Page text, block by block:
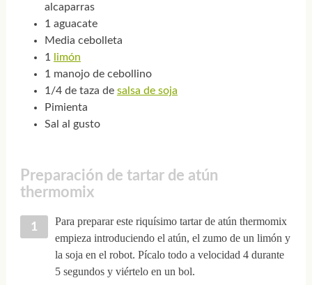
alcaparras
1 aguacate
Media cebolleta
1
limón
1 manojo de cebollino
1/4 de taza de salsa de soja
Pimienta
Sal al gusto
Preparación de tartar de atún
thermomix
Para preparar este riquísimo tartar de atún thermomix
empieza introduciendo el atún, el zumo de un limón y
la soja en el robot. Pícalo todo a velocidad 4 durante
5 segundos y viértelo en un bol.